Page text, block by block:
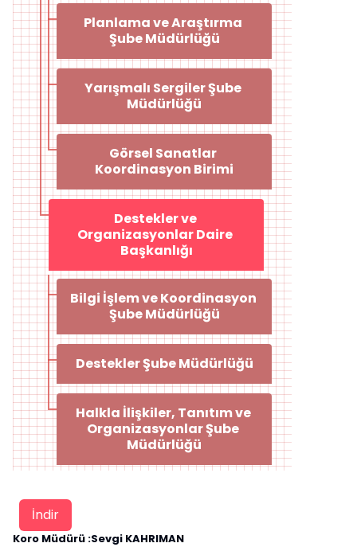
Planlama ve Araştırma
Şube Müdürlüğü
Yarışmalı Sergiler Şube
Müdürlüğü
Görsel Sanatlar
Koordinasyon Birimi
Destekler ve
Organizasyonlar Daire
Başkanlığı
Bilgi İşlem ve Koordinasyon
Şube Müdürlüğü
Destekler Şube Müdürlüğü
Halkla İlişkiler, Tanıtım ve
Organizasyonlar Şube
Müdürlüğü
İndir
Koro Müdürü :Sevgi KAHRIMAN